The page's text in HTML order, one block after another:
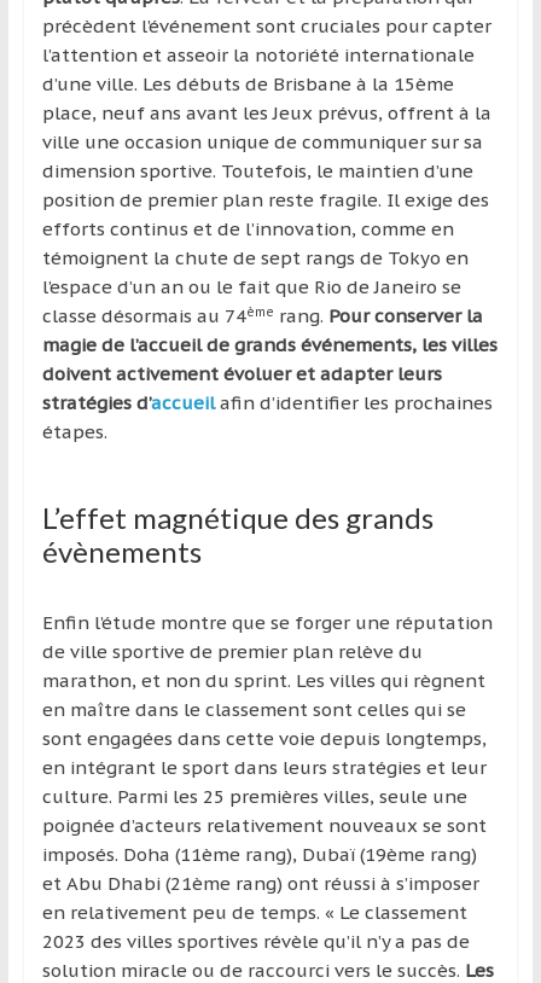
précèdent l’événement sont cruciales pour capter
l’attention et asseoir la notoriété internationale
d’une ville. Les débuts de Brisbane à la 15ème
place, neuf ans avant les Jeux prévus, offrent à la
ville une occasion unique de communiquer sur sa
dimension sportive. Toutefois, le maintien d’une
position de premier plan reste fragile. Il exige des
efforts continus et de l’innovation, comme en
témoignent la chute de sept rangs de Tokyo en
l’espace d’un an ou le fait que Rio de Janeiro se
classe désormais au 74ème rang. Pour conserver la
magie de l’accueil de grands événements, les villes
doivent activement évoluer et adapter leurs
stratégies d’accueilafin d’identifier les prochaines
étapes.
L’effet magnétique des grands
évènements
Enfin l’étude montre que se forger une réputation
de ville sportive de premier plan relève du
marathon, et non du sprint. Les villes qui règnent
en maître dans le classement sont celles qui se
sont engagées dans cette voie depuis longtemps,
en intégrant le sport dans leurs stratégies et leur
culture. Parmi les 25 premières villes, seule une
poignée d’acteurs relativement nouveaux se sont
imposés. Doha (11ème rang), Dubaï (19ème rang)
et Abu Dhabi (21ème rang) ont réussi à s’imposer
en relativement peu de temps. « Le classement
2023 des villes sportives révèle qu’il n’y a pas de
solution miracle ou de raccourci vers le succès. Les